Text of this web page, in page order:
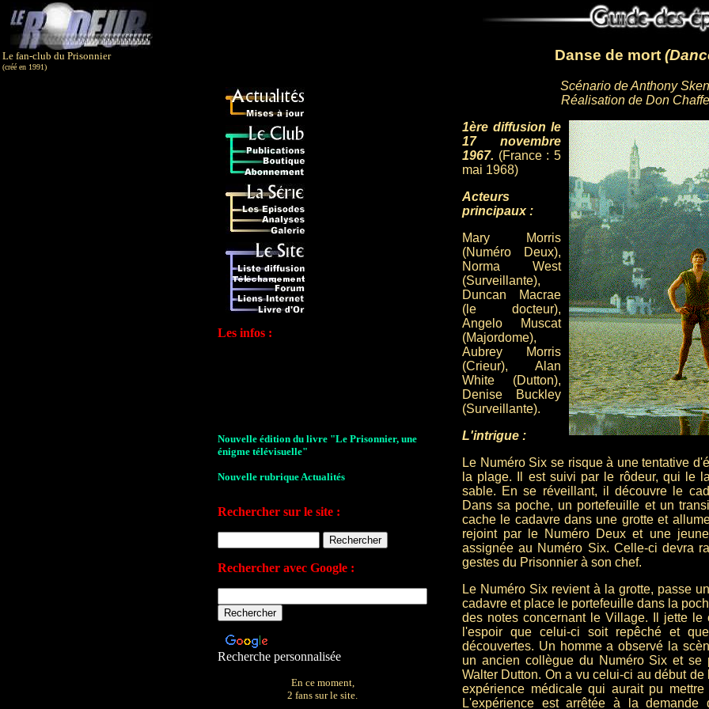
Le fan-club du Prisonnier
(créé en 1991)
Danse de mort
Les infos :
Nouvelle édition du livre "Le Prisonnier, une
énigme télévisuelle"
Nouvelle rubrique Actualités
Le plan du site
Votre avis sur le site
Rechercher sur le site :
Rechercher avec Google :
Recherche personnalisée
En ce moment,
2 fans sur le site.
Scénario de Anthony
Réalisation de Don
1ère diffusion le
17 novembre
1967. (France : 5
mai 1968)
Acteurs
principaux :
Mary Morris
(Numéro Deux),
Norma West
(Surveillante),
Duncan Macrae
(le docteur),
Angelo Muscat
(Majordome),
Aubrey Morris
(Crieur), Alan
White (Dutton),
Denise Buckley
(Surveillante).
L'intrigue :
Le Numéro Six se risque à une tentative
la plage. Il est suivi par le rôdeur, qui le
sable. En se réveillant, il découvre le
Dans sa poche, un portefeuille et un
cache le cadavre dans une grotte et
rejoint par le Numéro Deux et une
assignée au Numéro Six. Celle-ci devra
gestes du Prisonnier à son chef.
Le Numéro Six revient à la grotte, passe
cadavre et place le portefeuille dans la
des notes concernant le Village. Il jette le
l'espoir que celui-ci soit repêché et
découvertes. Un homme a observé la
un ancien collègue du Numéro Six et se
Walter Dutton. On a vu celui-ci au début
expérience médicale qui aurait pu
L'expérience est arrêtée à la demande